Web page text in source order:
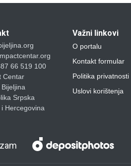
66 519 100
Centar
Srpska
i Hercegovina
Važni linkovi
O portalu
Kontakt formular
Politika privatnosti
Uslovi korištenja